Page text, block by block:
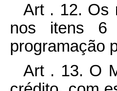
Art . 12. Os
nos itens 6
programação
Art . 13. O